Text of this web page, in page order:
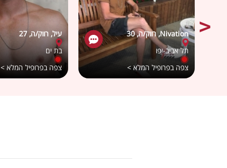
עיל, רווק/ה, 27
בת ים
צפה בפרופיל המלא >
Nivation, רווק/ה, 30
תל אביב-יפו
צפה בפרופיל המלא >